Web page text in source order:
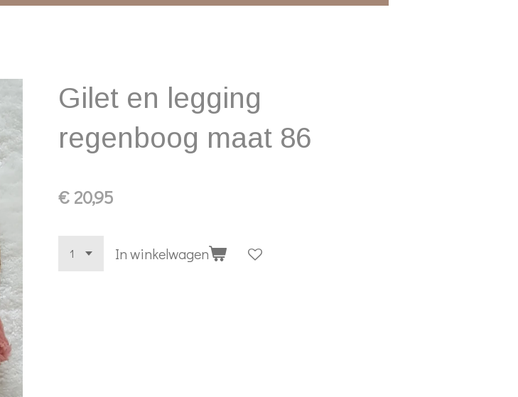
Gilet en legging
regenboog maat 86
€ 20,95
In winkelwagen